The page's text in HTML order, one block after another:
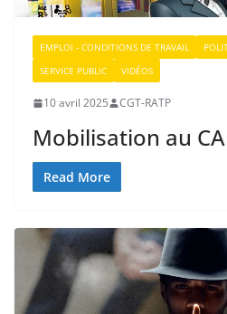
EMPLOI - CONDITIONS DE TRAVAIL
SERVICE PUBLIC
VIDÉOS
10 avril 2025 CGT-RATP
Mobilisation au CA
Read More